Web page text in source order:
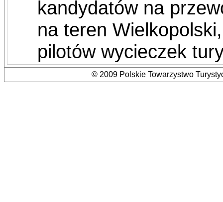
kandydatów na
na teren
pilotów wycieczek
© 2009 Polskie Towarzystwo